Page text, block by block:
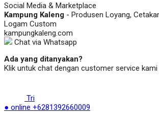
Social Media & Marketplace
Kampung Kaleng - Produsen Loyang,
Logam Custom
kampungkaleng.com
Chat via Whatsapp
Ada yang ditanyakan?
Klik untuk chat dengan customer service kami
Tri
● online +6281392660009